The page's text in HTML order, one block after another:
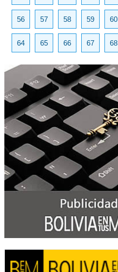
56 57 58 59 60
64 65 66 67 68